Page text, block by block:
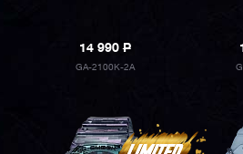
14 990P
GA-2100K-2A